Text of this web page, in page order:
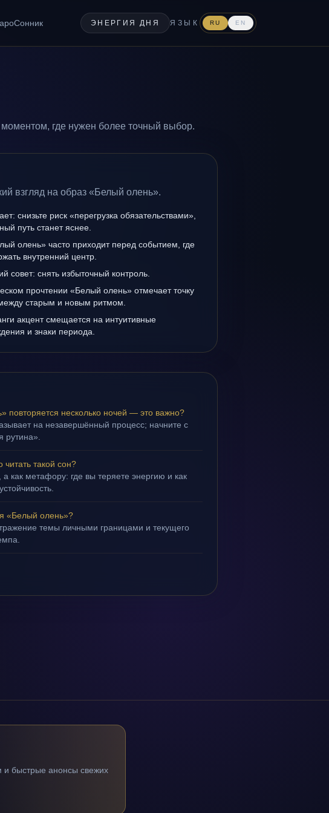
Сонник ЭНЕРГИЯ ДНЯ ЯЗЫК RU EN
где нужен более точный выбор.
взгляд на образ «Белый олень».
снизьте риск «перегрузка обязательствами»,
путь станет яснее.
олень» часто приходит перед событием, где
внутренний центр.
совет: снять избыточный контроль.
прочтении «Белый олень» отмечает точку
старым и новым ритмом.
акцент смещается на интуитивные
и знаки периода.
повторяется несколько ночей — это важно?
на незавершённый процесс; начните с
рутина».
читать такой сон?
а как метафору: где вы теряете энергию и как
«Белый олень»?
темы личными границами и текущего
и быстрые анонсы свежих